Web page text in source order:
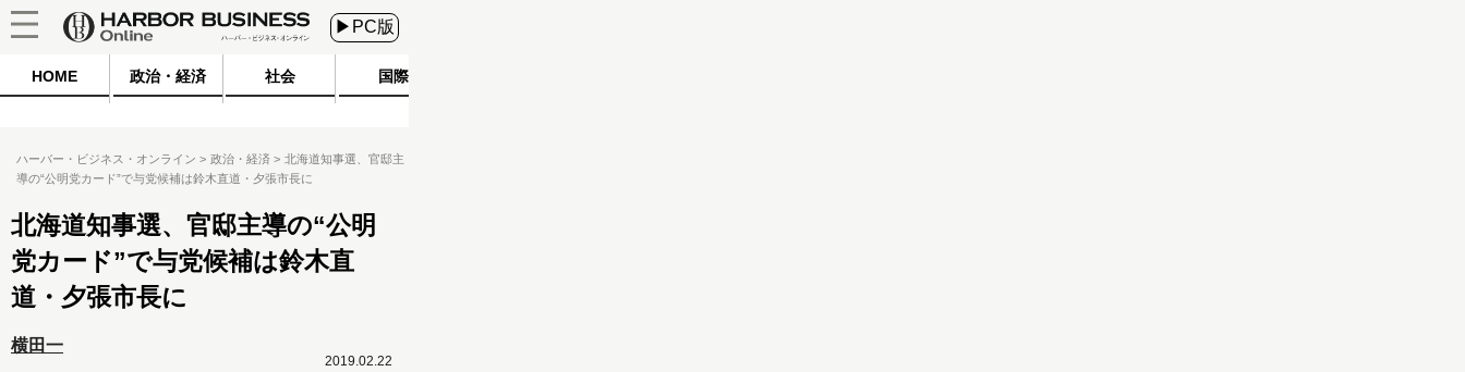
▶PC版
HOME 政治・経済 社会 国際
ハーバー・ビジネス・オンライン 政治・経済
北海道知事選、官邸主
導の“公明党カード”で与党候補は鈴木直道・夕張市長に
北海道知事選、官邸主導の“公明
党カード”で与党候補は鈴木直
道・夕張市長に
横田一
2019.02.22